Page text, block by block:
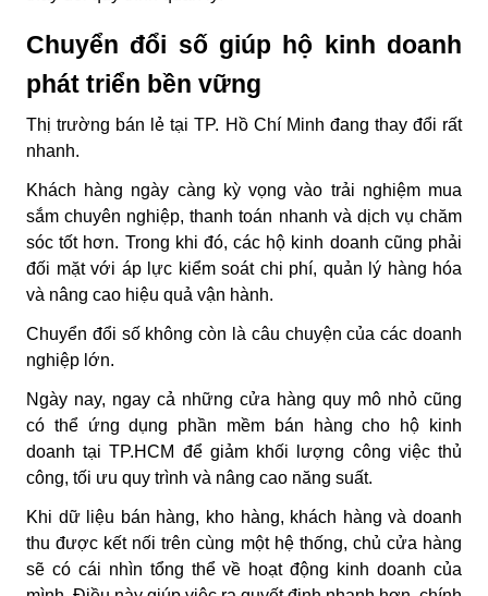
Chuyển đổi số giúp hộ kinh doanh
phát triển bền vững
Thị trường bán lẻ tại TP. Hồ Chí Minh đang thay đổi rất
nhanh.
Khách hàng ngày càng kỳ vọng vào trải nghiệm mua
sắm chuyên nghiệp, thanh toán nhanh và dịch vụ chăm
sóc tốt hơn. Trong khi đó, các hộ kinh doanh cũng phải
đối mặt với áp lực kiểm soát chi phí, quản lý hàng hóa
và nâng cao hiệu quả vận hành.
Chuyển đổi số không còn là câu chuyện của các doanh
nghiệp lớn.
Ngày nay, ngay cả những cửa hàng quy mô nhỏ cũng
có thể ứng dụng phần mềm bán hàng cho hộ kinh
doanh tại TP.HCM để giảm khối lượng công việc thủ
công, tối ưu quy trình và nâng cao năng suất.
Khi dữ liệu bán hàng, kho hàng, khách hàng và doanh
thu được kết nối trên cùng một hệ thống, chủ cửa hàng
sẽ có cái nhìn tổng thể về hoạt động kinh doanh của